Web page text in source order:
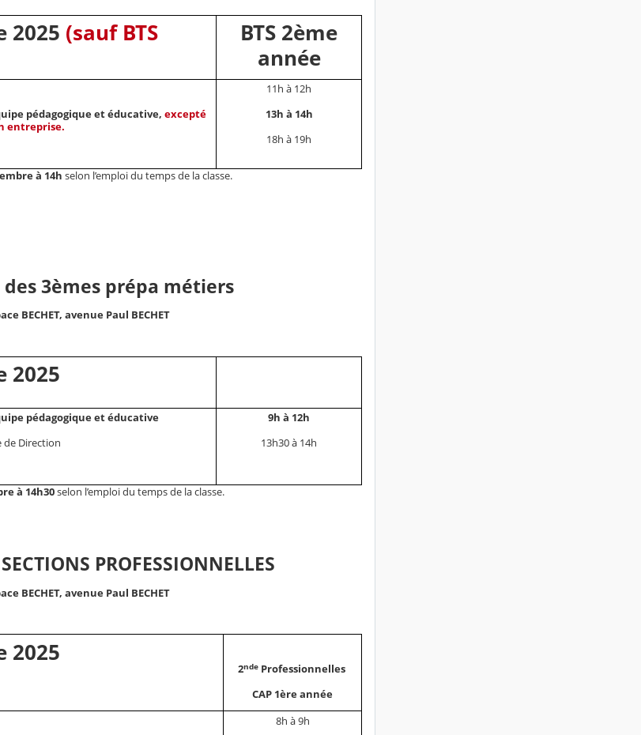
2025 (sauf BTS
BTS 2ème
année
pédagogique et éducative, excepté
entreprise.
11h à 12h
13h à 14h
18h à 19h
à 14h selon l’emploi du temps de la classe.
des 3èmes prépa métiers
BECHET, avenue Paul BECHET
2025
pédagogique et éducative
de Direction
9h à 12h
13h30 à 14h
à 14h30selon l’emploi du temps de la classe.
PROFESSIONNELLES
BECHET, avenue Paul BECHET
2025
2ndeProfessionnelles
CAP 1ère année
8h à 9h